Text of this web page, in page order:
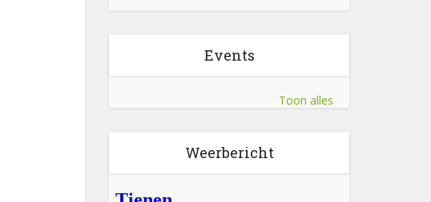
Events
Toon alles
Weerbericht